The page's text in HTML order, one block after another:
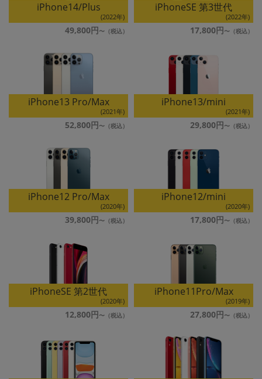
iPhone14/Plus
(2022年)
49,800円
iPhoneSE 第3世代
(2022年)
17,800円
iPhone13 Pro/Max
(2021年)
52,800円
iPhone13/mini
(2021年)
29,800円
iPhone12 Pro/Max
(2020年)
39,800円
iPhone12/mini
(2020年)
17,800円
iPhoneSE 第2世代
(2020年)
12,800円
iPhone11Pro/Max
(2019年)
27,800円
年 月 から
各項目のチェックボックスは「or検索」となります。
ただし機能別のみ「and検索」となります。